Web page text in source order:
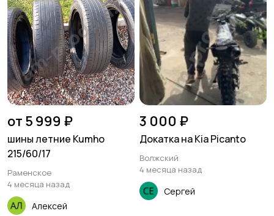
от 5 999 ₽
шины летние Kumho
215/60/17
Раменское
4 месяца назад
Алексей
3 000 ₽
Докатка на Kia Picanto
Волжский
4 месяца назад
Сергей